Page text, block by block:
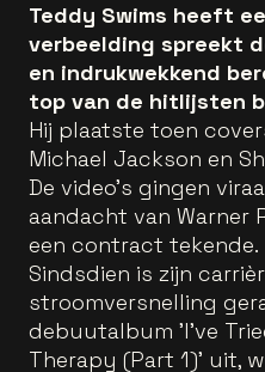
Teddy Swims heeft
verbeelding spreekt
en indrukwekkend
top van de hitlijsten
Hij plaatste toen
Michael Jackson en
De video's gingen
aandacht van Warner
een contract tekende.
Sindsdien is zijn
stroomversnelling
debuutalbum 'I've
Therapy (Part 1)' uit,